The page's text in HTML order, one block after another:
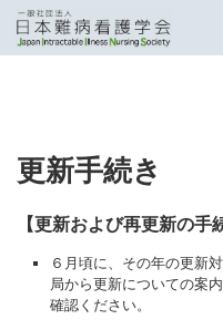
更新手続き
【更新および再更新の手
６月頃に、その年の更新
局から更新についての案
確認ください。